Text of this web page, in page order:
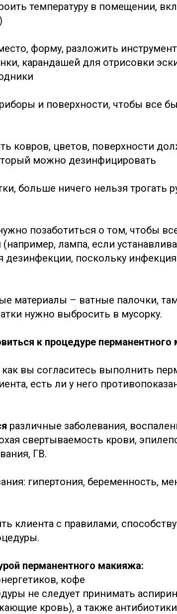
температуру в помещении,
форму, разложить
карандашей для отрисовки
и поверхности, чтобы все
ковров, цветов, поверхности
можно дезинфицировать
больше ничего нельзя трогать
позаботиться о том, чтобы
лампа, если
дезинфекции, поскольку
материалы – ватные палочки,
нужно выбросить в мусорку.
к процедуре
как вы согласитесь выполнить
есть ли у него
различные заболевания,
свертываемость крови,
ГВ.
гипертония, беременность,
клиента с правилами,
перманентного макияжа:
кофе
не следует принимать
кровь), а также антибиотики